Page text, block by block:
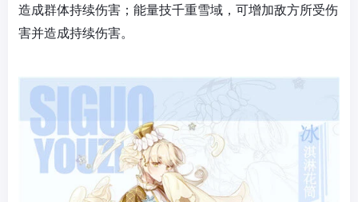
造成群体持续伤害；能量技千重雪域，可增加敌方所受伤
害并造成持续伤害。